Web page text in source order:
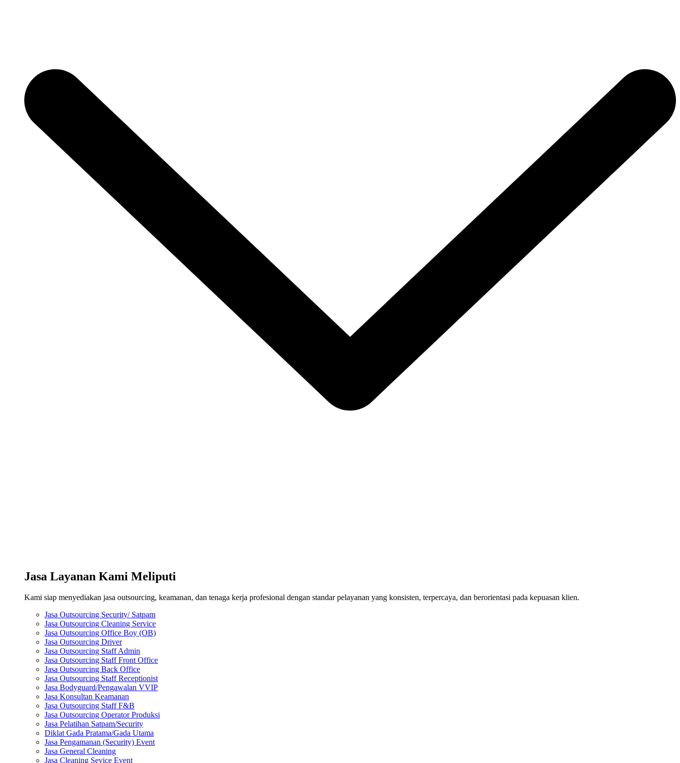
Jasa Layanan Kami Meliputi
Kami siap menyediakan jasa outsourcing, keamanan, dan tenaga kerja profesional dengan standar pelayanan yang konsisten, terpercaya, dan berorientasi pada kepuasan klien.
Jasa Outsourcing Security/ Satpam
Jasa Outsourcing Cleaning Service
Jasa Outsourcing Office Boy (OB)
Jasa Outsourcing Driver
Jasa Outsourcing Staff Admin
Jasa Outsourcing Staff Front Office
Jasa Outsourcing Back Office
Jasa Outsourcing Staff Receptionist
Jasa Bodyguard/Pengawalan VVIP
Jasa Konsultan Keamanan
Jasa Outsourcing Staff F&B
Jasa Outsourcing Operator Produksi
Jasa Pelatihan Satpam/Security
Diklat Gada Pratama/Gada Utama
Jasa Pengamanan (Security) Event
Jasa General Cleaning
Jasa Cleaning Sevice Event